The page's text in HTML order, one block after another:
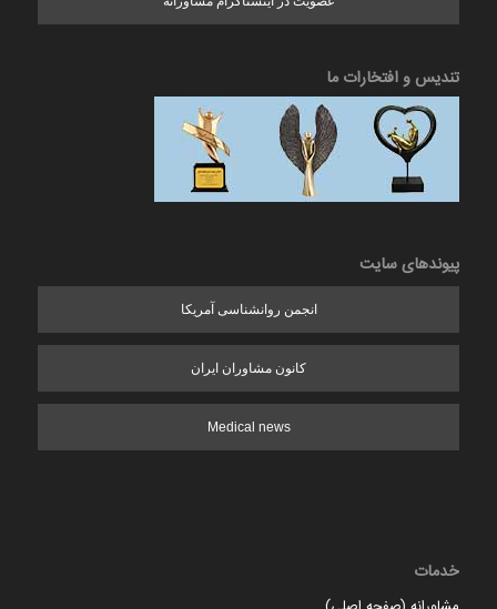
تندیس و افتخارات ما
پیوندهای سایت
انجمن روانشناسی آمریکا
کانون مشاوران ایران
Medical news
خدمات